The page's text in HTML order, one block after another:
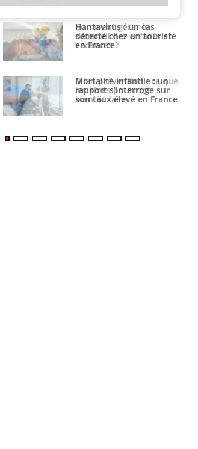
Hantavirus : un cas
détecté chez un touriste
en France
Mortalité infantile : un
rapport s’interroge sur
son taux élevé en France